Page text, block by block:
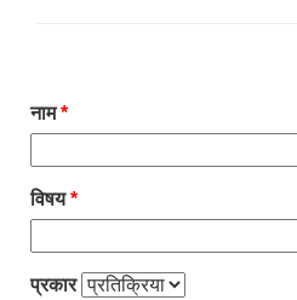
नाम*
विषय*
प्रकार